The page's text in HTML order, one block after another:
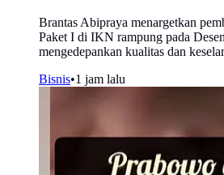
Brantas Abipraya menargetkan
Paket I di IKN rampung pada
mengedepankan kualitas dan
Bisnis•1 jam lalu